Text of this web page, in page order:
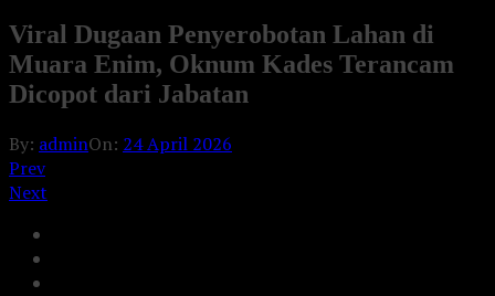
Viral Dugaan Penyerobotan Lahan di
Muara Enim, Oknum Kades Terancam
Dicopot dari Jabatan
By: adminOn: 24 April 2026
Prev
Next